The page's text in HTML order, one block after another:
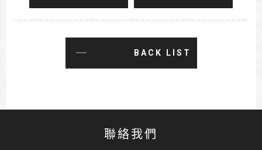
BACK LIST
聯絡我們